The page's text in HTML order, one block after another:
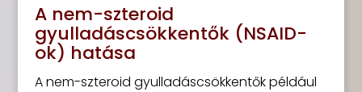
A nem-szteroid
gyulladáscsökkentők (NSAID-
ok) hatása
A nem-szteroid gyulladáscsökkentők például